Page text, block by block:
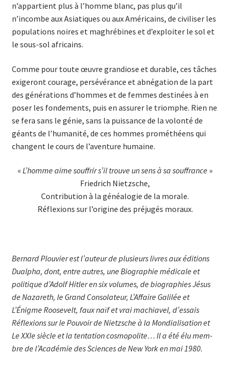
n’appartient plus à l’homme blanc, pas plus qu’il
n’incombe aux Asiatiques ou aux Américains, de civiliser les
populations noires et maghrébines et d’exploiter le sol et
le sous-sol africains.
Comme pour toute œuvre grandiose et durable, ces tâches
exigeront courage, persévérance et abnégation de la part
des générations d’hommes et de femmes destinées à en
poser les fondements, puis en assurer le triomphe. Rien ne
se fera sans le génie, sans la puissance de la volonté de
géants de l’humanité, de ces hommes prométhéens qui
changent le cours de l’aventure humaine.
« L’homme aime souffrir s’il trouve un sens à sa souffrance »
Friedrich Nietzsche,
Contribution à la généalogie de la morale.
Réflexions sur l’origine des préjugés moraux.
Bernard Plouvier est l’auteur de plusieurs livres aux éditions
Dualpha, dont, entre autres, une Biographie médicale et
politique d’Adolf Hitler en six volumes, de bio­­graphies Jésus
de Nazareth, le Grand Consolateur, L’Affaire Galilée et
L’Énigme Roosevelt, faux naïf et vrai machiavel, d’essais
Réflexions sur le Pouvoir de Nietzsche à la Mondialisation et
Le XXIe siècle et la tentation cosmopolite… Il a été élu mem­
bre de l’Académie des Sciences de New York en mai 1980.